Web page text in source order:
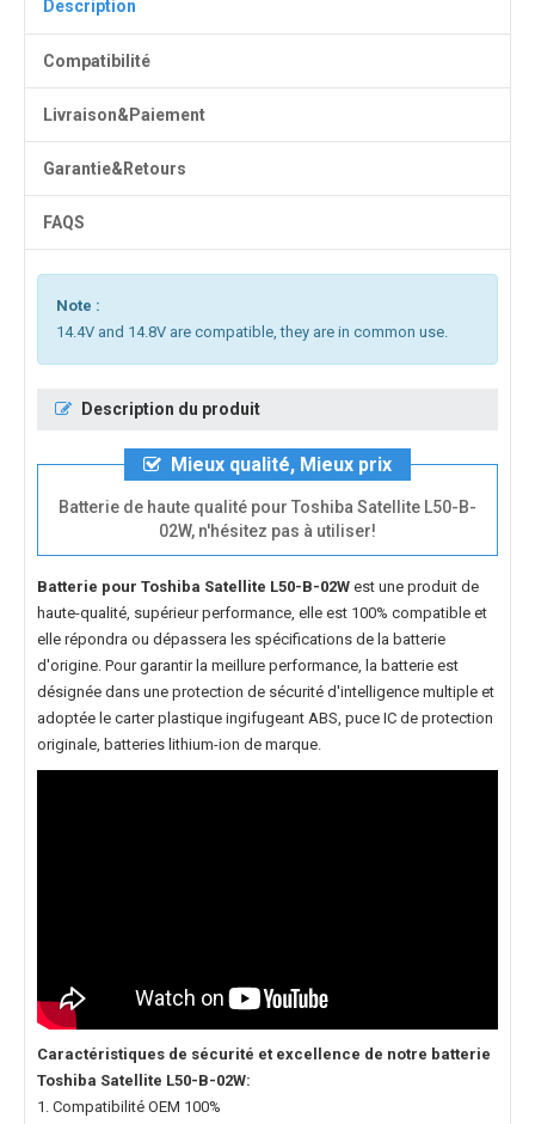
Description
Compatibilité
Livraison&Paiement
Garantie&Retours
FAQS
Note :
14.4V and 14.8V are compatible, they are in common use.
Description du produit
Mieux qualité, Mieux prix
Batterie de haute qualité pour Toshiba Satellite L50-B-
02W, n'hésitez pas à utiliser!
Batterie pour Toshiba Satellite L50-B-02W est une produit de
haute-qualité, supérieur performance, elle est 100% compatible et
elle répondra ou dépassera les spécifications de la batterie
d'origine. Pour garantir la meillure performance, la batterie est
désignée dans une protection de sécurité d'intelligence multiple et
adoptée le carter plastique ingifugeant ABS, puce IC de protection
originale, batteries lithium-ion de marque.
Caractéristiques de sécurité et excellence de notre batterie
Toshiba Satellite L50-B-02W:
1. Compatibilité OEM 100%